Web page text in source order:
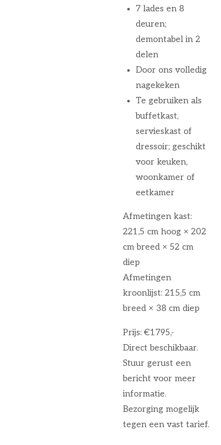
7 lades en 8
deuren;
demontabel in 2
delen
Door ons volledig
nagekeken
Te gebruiken als
buffetkast,
servieskast of
dressoir; geschikt
voor keuken,
woonkamer of
eetkamer
Afmetingen kast:
221,5 cm hoog × 202
cm breed × 52 cm
diep
Afmetingen
kroonlijst: 215,5 cm
breed × 38 cm diep
Prijs: €1795,-
Direct beschikbaar.
Stuur gerust een
bericht voor meer
informatie.
Bezorging mogelijk
tegen een vast tarief.